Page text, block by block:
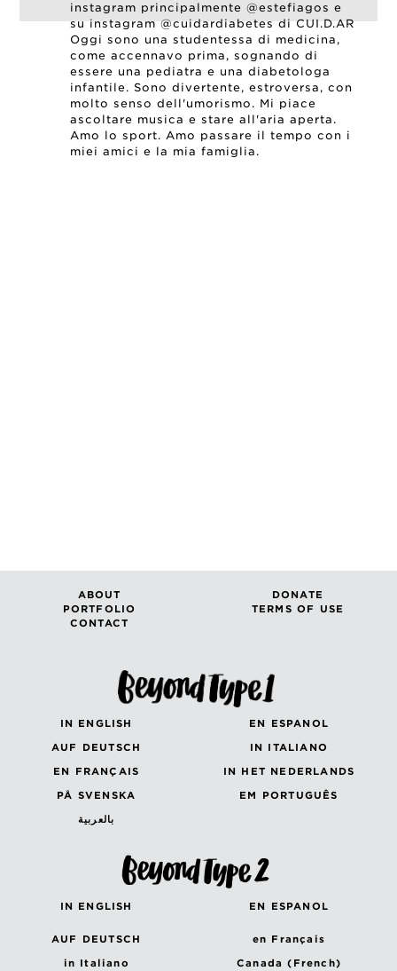
instagram principalmente @estefiagos e
su instagram @cuidardiabetes di CUI.D.AR
Oggi sono una studentessa di medicina,
come accennavo prima, sognando di
essere una pediatra e una diabetologa
infantile. Sono divertente, estroversa, con
molto senso dell'umorismo. Mi piace
ascoltare musica e stare all'aria aperta.
Amo lo sport. Amo passare il tempo con i
miei amici e la mia famiglia.
ABOUT
DONATE
PORTFOLIO
TERMS OF USE
CONTACT
IN ENGLISH
EN ESPANOL
AUF DEUTSCH
IN ITALIANO
EN FRANÇAIS
IN HET NEDERLANDS
PÅ SVENSKA
EM PORTUGUÊS
بالعربية
IN ENGLISH EN ESPANOL
AUF DEUTSCH
en Français
in Italiano
Canada (French)